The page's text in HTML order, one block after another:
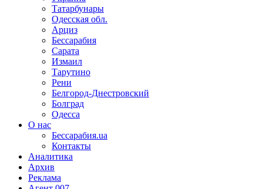
Татарбунары
Одесская обл.
Арциз
Бессарабия
Сарата
Измаил
Тарутино
Рени
Белгород-Днестровский
Болград
Одесса
О нас
Бессарабия.ua
Контакты
Аналитика
Архив
Реклама